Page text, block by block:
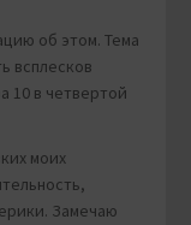
об этом. Тема
всплесков
10 в четвертой
моих
Замечаю